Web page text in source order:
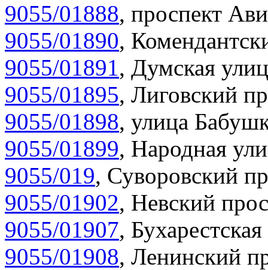
9055/01888, проспект
9055/01890,
9055/01891, Думская
9055/01895, Лиговский
9055/01898, улица
9055/01899, Народная
9055/019, Суворовский
9055/01902, Невский
9055/01907,
9055/01908, Ленинский